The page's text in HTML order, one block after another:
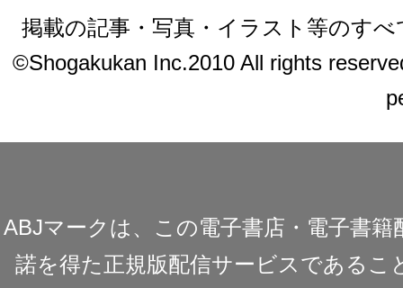
掲載の記事・写真・イラスト等のす
©Shogakukan Inc.2010 All rights
ABJマークは、この電子書店・電子書
諾を得た正規版配信サービスであるこ